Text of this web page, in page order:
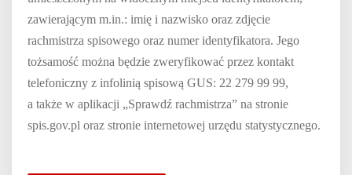
zawierającym m.in.: imię i nazwisko oraz zdjęcie
rachmistrza spisowego oraz numer identyfikatora. Jego
tożsamość można będzie zweryfikować przez kontakt
telefoniczny z infolinią spisową GUS: 22 279 99 99,
a także w aplikacji „Sprawdź rachmistrza” na stronie
spis.gov.pl oraz stronie internetowej urzędu statystycznego.